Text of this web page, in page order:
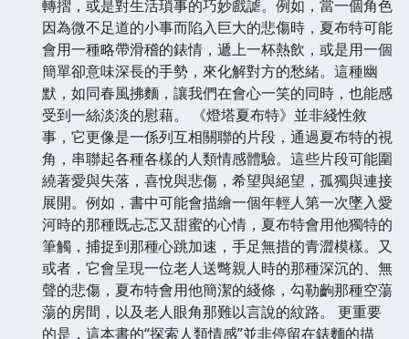
轉摺，或是對生活瑣事的巧妙戲謔。例如，當一個角色
因為微不足道的小事而陷入巨大的悲傷時，夏布特可能
會用一種略帶滑稽的錶情，遞上一杯熱飲，或是用一個
簡單卻意味深長的手勢，來化解對方的愁緒。這種幽
默，如同春風拂麵，讓我們在會心一笑的同時，也能感
受到一絲淡淡的慰藉。 《燈塔夏布特》並非綫性敘
事，它更像是一係列互相關聯的片段，通過夏布特的視
角，串聯起各種各樣的人類情感體驗。這些片段可能圍
繞著愛與失落，喜悅與悲傷，希望與絕望，孤獨與連接
展開。例如，書中可能會描繪一個年輕人第一次墜入愛
河時的那種既忐忑又甜蜜的心情，夏布特會用他獨特的
筆觸，捕捉到那種心跳加速，手足無措的青澀模樣。又
或者，它會呈現一位老人送彆親人時的那種深沉的、無
聲的悲傷，夏布特會用他簡潔的綫條，勾勒齣那種空蕩
蕩的房間，以及老人眼角那難以言說的紋路。 更重要
的是，這本書的“探索人類情感”並非停留在錶麵的描